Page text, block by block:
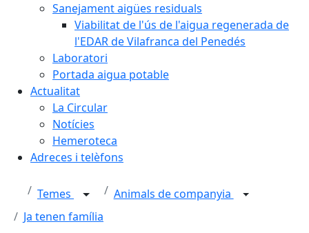
Sanejament aigües residuals
Viabilitat de l'ús de l'aigua regenerada de
l'EDAR de Vilafranca del Penedés
Laboratori
Portada aigua potable
Actualitat
La Circular
Notícies
Hemeroteca
Adreces i telèfons
Temes
Animals de companyia
Ja tenen família